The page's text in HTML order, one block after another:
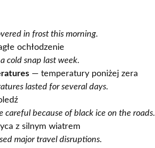
in frost this morning.
ochłodzenie
cold snap last week.
— temperatury poniżej zera
lasted for several days.
careful because of black ice on the roads.
z silnym wiatrem
major travel disruptions.